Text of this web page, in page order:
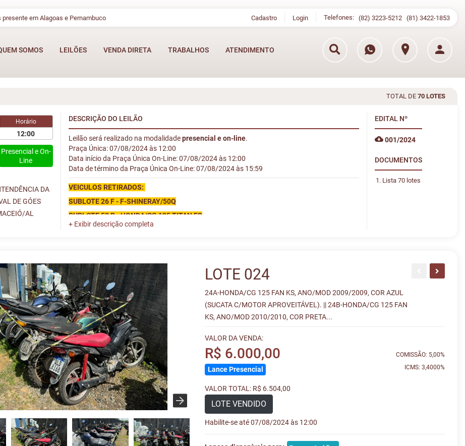
presente em Alagoas e Pernambuco Cadastro Login Telefones: (82) 3223-5212 (81) 3422-1853
SOMOS LEILÕES VENDA DIRETA TRABALHOS ATENDIMENTO
TOTAL DE 70 LOTES
Horário
12:00
Presencial e On-
Line
DA
DE GÓES
AL
DESCRIÇÃO DO LEILÃO
Leilão será realizado na modalidadepresencial e on-line.
Praça Única: 07/08/2024 às 12:00
Data início da Praça Única On-Line: 07/08/2024 às 12:00
Data de término da Praça Única On-Line: 07/08/2024 às 15:59
VEICULOS RETIRADOS:
SUBLOTE 26 F - F-SHINERAY/50Q
SUBLOTE 53 B - HONDA/CG 125 TITAN ES
SUBLOTE 84 F - HONDA/FOURTRAX 4 X 4
EDITAL Nº
001/2024
DOCUMENTOS
Lista 70 lotes
LOTE 024
24A-HONDA/CG 125 FAN KS, ANO/MOD 2009/2009, COR AZUL
(SUCATA C/MOTOR APROVEITÁVEL). || 24B-HONDA/CG 125 FAN
KS, ANO/MOD 2010/2010, COR PRETA...
VALOR DA VENDA:
R$ 6.000,00
Lance Presencial
VALOR TOTAL: R$ 6.504,00
LOTE VENDIDO
Habilite-se até 07/08/2024 às 12:00
COMISSÃO: 5,00%
ICMS: 3,4000%